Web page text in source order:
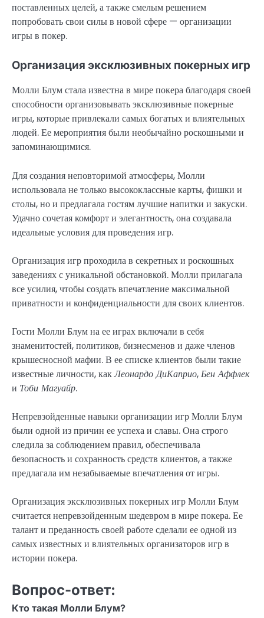
поставленных целей, а также смелым решением
попробовать свои силы в новой сфере — организации
игры в покер.
Организация эксклюзивных покерных игр
Молли Блум стала известна в мире покера благодаря своей
способности организовывать эксклюзивные покерные
игры, которые привлекали самых богатых и влиятельных
людей. Ее мероприятия были необычайно роскошными и
запоминающимися.
Для создания неповторимой атмосферы, Молли
использовала не только высококлассные карты, фишки и
столы, но и предлагала гостям лучшие напитки и закуски.
Удачно сочетая комфорт и элегантность, она создавала
идеальные условия для проведения игр.
Организация игр проходила в секретных и роскошных
заведениях с уникальной обстановкой. Молли прилагала
все усилия, чтобы создать впечатление максимальной
приватности и конфиденциальности для своих клиентов.
Гости Молли Блум на ее играх включали в себя
знаменитостей, политиков, бизнесменов и даже членов
крышесносной мафии. В ее списке клиентов были такие
известные личности, какЛеонардо ДиКаприо,Бен Аффлек
и Тоби Магуайр.
Непревзойденные навыки организации игр Молли Блум
были одной из причин ее успеха и славы. Она строго
следила за соблюдением правил, обеспечивала
безопасность и сохранность средств клиентов, а также
предлагала им незабываемые впечатления от игры.
Организация эксклюзивных покерных игр Молли Блум
считается непревзойденным шедевром в мире покера. Ее
талант и преданность своей работе сделали ее одной из
самых известных и влиятельных организаторов игр в
истории покера.
Вопрос-ответ:
Кто такая Молли Блум?